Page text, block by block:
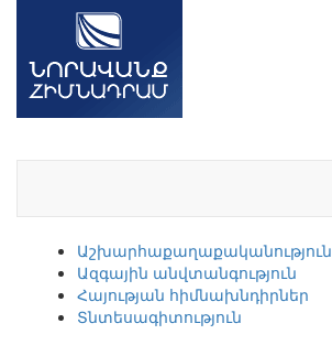
Աշխարհաքաղաքականություն
Ազգային անվտանգություն
Հայության հիմնախնդիրներ
Տնտեսագիտություն